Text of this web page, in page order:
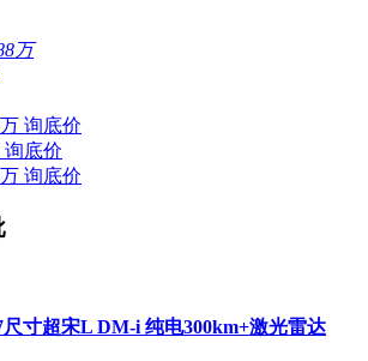
万
询底价
询底价
询底价
寸超宋L DM-i 纯电300km+激光雷达